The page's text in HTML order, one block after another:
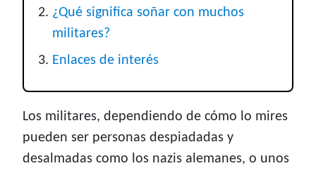
¿Qué significa soñar con muchos
militares?
Enlaces de interés
Los militares, dependiendo de cómo lo mires
pueden ser personas despiadadas y
desalmadas como los nazis alemanes, o unos